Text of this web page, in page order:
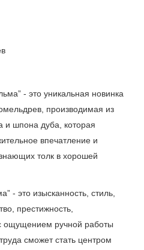
- это уникальная новинка
производимая из
и шпона дуба, которая
впечатление и
толк в хорошей
- это изысканность, стиль,
престижность,
ощущением ручной работы
сможет стать центром